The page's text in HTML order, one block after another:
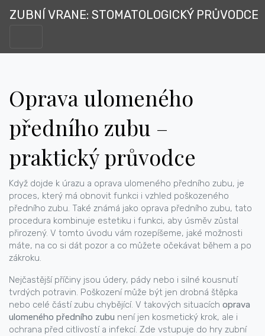
ZUBNÍ VRANE: STOMATOLOGICKÝ PRŮVODCE
Oprava ulomeného
předního zubu –
praktický průvodce
Když dojde k úrazu a oprava ulomeného předního zubu, je
proces, který má obnovit funkci i vzhled poškozeného
předního zubu. Také známá jako oprava předního zubu, tato
procedura kombinuje estetiku i funkci, aby úsměv zůstal
přirozený. V tomto úvodu vám rozepíšeme, jaké možnosti
máte, na co si dát pozor a co můžete očekávat během a po
zákroku.
Nejčastější příčiny jsou údery, pády nebo i silné kousnutí
tvrdých potravin. Poškození může být jen drobná štěpka
nebo celé částí zubu chybějící. V takových situacích oprava
ulomeného předního zubu není jen kosmetický krok, ale i
ochrana před citlivostí a infekcí. Zde vstupuje do hry zubní